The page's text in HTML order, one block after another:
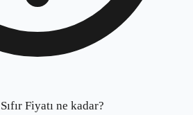
Fiyatı ne kadar?